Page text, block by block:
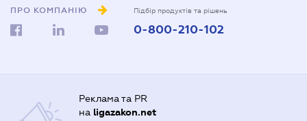
ПРО КОМПАНІЮ Підбір продуктів та рішень
0-800-210-102
Реклама та PR
на ligazakon.net